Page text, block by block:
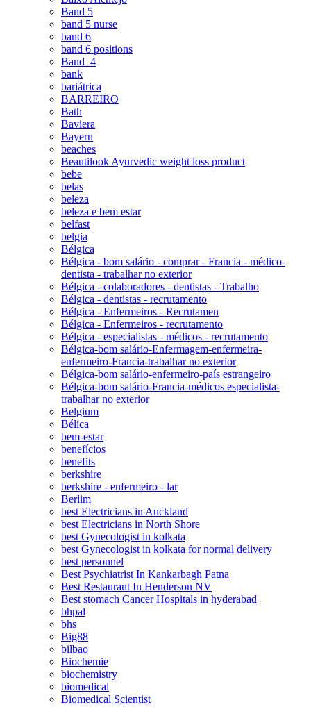
Band 5
band 5 nurse
band 6
band 6 positions
Band_4
bank
bariátrica
BARREIRO
Bath
Baviera
Bayern
beaches
Beautilook Ayurvedic weight loss product
bebe
belas
beleza
beleza e bem estar
belfast
belgia
Bélgica
Bélgica - bom salário - comprar - Francia - médico-
dentista - trabalhar no exterior
Bélgica - colaboradores - dentistas - Trabalho
Bélgica - dentistas - recrutamento
Bélgica - Enfermeiros - Recrutamen
Bélgica - Enfermeiros - recrutamento
Bélgica - especialistas - médicos - recrutamento
Bélgica-bom salário-Enfermagem-enfermeira-
enfermeiro-Francia-trabalhar no exterior
Bélgica-bom salário-enfermeiro-país estrangeiro
Bélgica-bom salário-Francia-médicos especialista-
trabalhar no exterior
Belgium
Bélica
bem-estar
benefícios
benefits
berkshire
berkshire - enfermeiro - lar
Berlim
best Electricians in Auckland
best Electricians in North Shore
best Gynecologist in kolkata
best Gynecologist in kolkata for normal delivery
best personnel
Best Psychiatrist In Kankarbagh Patna
Best Restaurant In Henderson NV
Best stomach Cancer Hospitals in hyderabad
bhpal
bhs
Big88
bilbao
Biochemie
biochemistry
biomedical
Biomedical Scientist